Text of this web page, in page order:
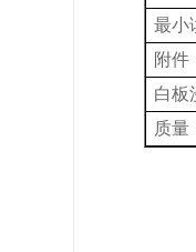
最小
附件
白板
质量